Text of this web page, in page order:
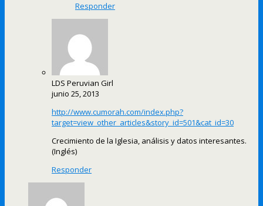
Responder
LDS Peruvian Girl
junio 25, 2013
http://www.cumorah.com/index.php?
target=view_other_articles&story_id=501&cat_id=30
Crecimiento de la Iglesia, análisis y datos interesantes.
(Inglés)
Responder